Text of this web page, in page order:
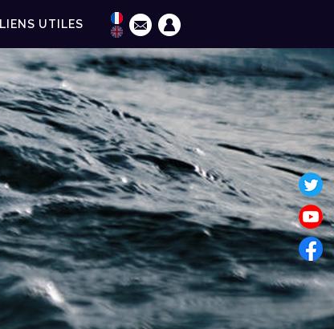
LIENS UTILES